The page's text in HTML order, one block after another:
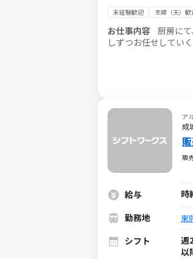
未経験歓迎 主婦（夫）歓
お仕事内容 厨房に
しずつお任せしてい
ア
成
販
給与
時
勤務地
東
シフト
週
以